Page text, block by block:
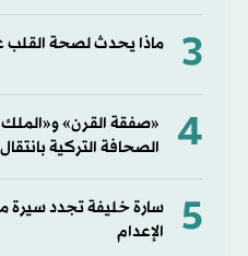
3 ماذا يحدث لصحة القلب
4
«صفقة القرن»
الصحافة التركية
5
سارة خليفة تجدد سيرة
الإعدام